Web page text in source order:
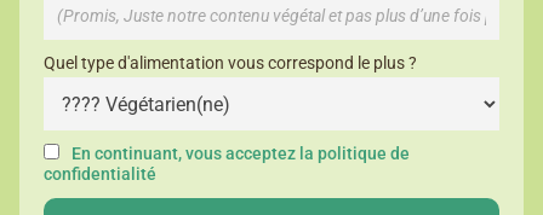
Quel type d'alimentation vous correspond le plus ?
En continuant, vous acceptez la politique de
confidentialité